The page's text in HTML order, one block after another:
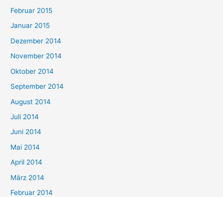
Februar 2015
Januar 2015
Dezember 2014
November 2014
Oktober 2014
September 2014
August 2014
Juli 2014
Juni 2014
Mai 2014
April 2014
März 2014
Februar 2014